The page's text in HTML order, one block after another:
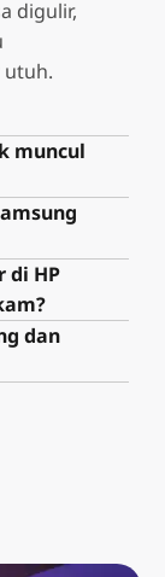
digulir,
utuh.
muncul
di HP
dan